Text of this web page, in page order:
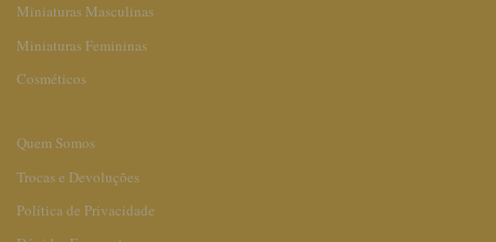
Miniaturas Masculinas
Miniaturas Femininas
Cosméticos
Quem Somos
Trocas e Devoluções
Política de Privacidade